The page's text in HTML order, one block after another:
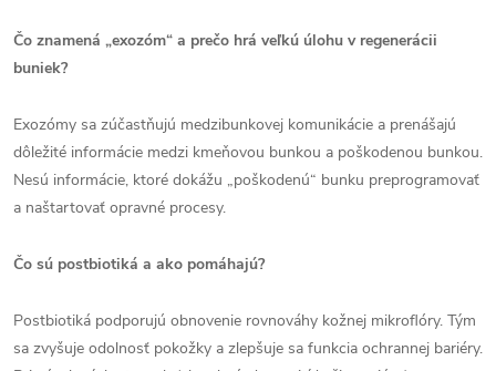
Čo znamená „exozóm“ a prečo hrá veľkú úlohu v regenerácii
buniek?
Exozómy sa zúčastňujú medzibunkovej komunikácie a prenášajú
dôležité informácie medzi kmeňovou bunkou a poškodenou bunkou.
Nesú informácie, ktoré dokážu „poškodenú“ bunku preprogramovať
a naštartovať opravné procesy.
Čo sú postbiotiká a ako pomáhajú?
Postbiotiká podporujú obnovenie rovnováhy kožnej mikroflóry. Tým
sa zvyšuje odolnosť pokožky a zlepšuje sa funkcia ochrannej bariéry.